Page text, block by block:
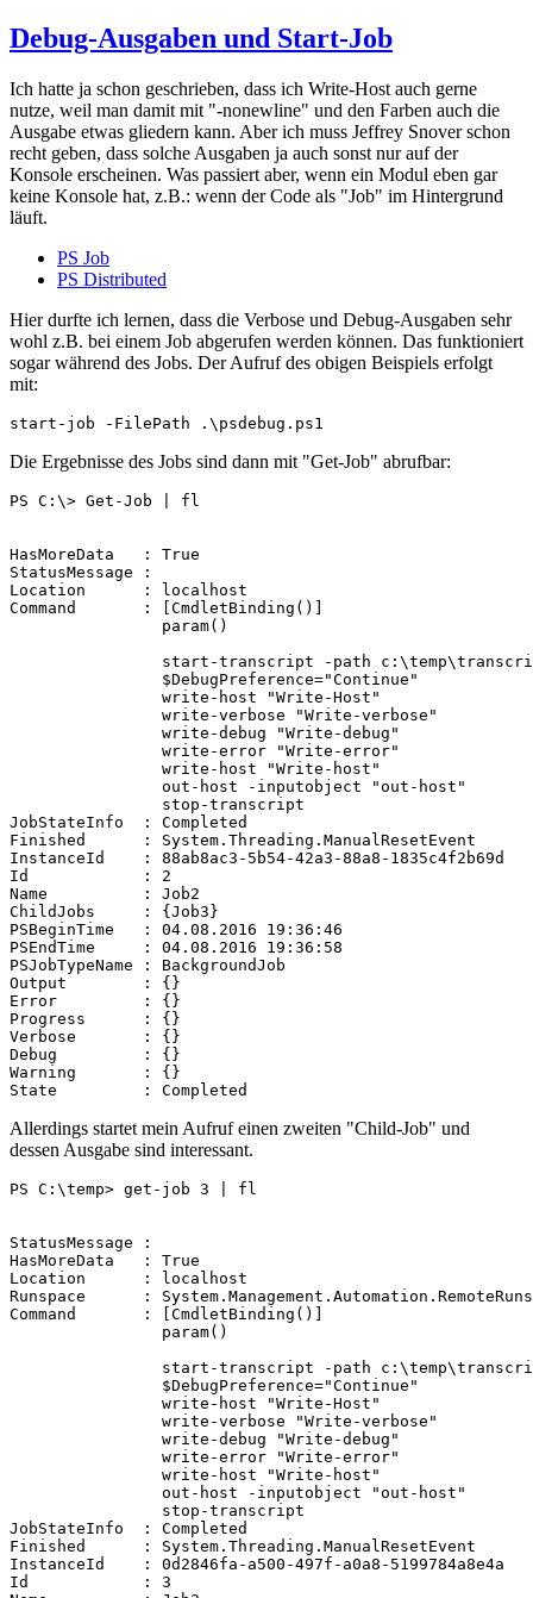
Debug-Ausgaben und Start-Job
Ich hatte ja schon geschrieben, dass ich Write-Host auch gerne
nutze, weil man damit mit "-nonewline" und den Farben auch die
Ausgabe etwas gliedern kann. Aber ich muss Jeffrey Snover schon
recht geben, dass solche Ausgaben ja auch sonst nur auf der
Konsole erscheinen. Was passiert aber, wenn ein Modul eben gar
keine Konsole hat, z.B.: wenn der Code als "Job" im Hintergrund
läuft.
PS Job
PS Distributed
Hier durfte ich lernen, dass die Verbose und Debug-Ausgaben sehr
wohl z.B. bei einem Job abgerufen werden können. Das funktioniert
sogar während des Jobs. Der Aufruf des obigen Beispiels erfolgt
mit:
start-job -FilePath .\psdebug.ps1
Die Ergebnisse des Jobs sind dann mit "Get-Job" abrufbar:
PS C:\> Get-Job | fl
HasMoreData   : True
StatusMessage :
Location      : localhost
Command       : [CmdletBinding()]
                param()
start-transcript -path
                $DebugPreference="Continue"
                write-host "Write-Host"
                write-verbose "Write-verbose"
                write-debug "Write-debug"
                write-error "Write-error"
                write-host "Write-host"
                out-host -inputobject "out-host"
                stop-transcript
JobStateInfo  : Completed
Finished      : System.Threading.ManualResetEvent
InstanceId    : 88ab8ac3-5b54-42a3-88a8-1835c4f2b69d
Id            : 2
Name          : Job2
ChildJobs     : {Job3}
PSBeginTime   : 04.08.2016 19:36:46
PSEndTime     : 04.08.2016 19:36:58
PSJobTypeName : BackgroundJob
Output        : {}
Error         : {}
Progress      : {}
Verbose       : {}
Debug         : {}
Warning       : {}
State         : Completed
Allerdings startet mein Aufruf einen zweiten "Child-Job" und
dessen Ausgabe sind interessant.
PS C:\temp> get-job 3 | fl
StatusMessage :
HasMoreData   : True
Location      : localhost
Runspace      :
Command       : [CmdletBinding()]
                param()
start-transcript -path
                $DebugPreference="Continue"
                write-host "Write-Host"
                write-verbose "Write-verbose"
                write-debug "Write-debug"
                write-error "Write-error"
                write-host "Write-host"
                out-host -inputobject "out-host"
                stop-transcript
JobStateInfo  : Completed
Finished      : System.Threading.ManualResetEvent
InstanceId    : 0d2846fa-a500-497f-a0a8-5199784a8e4a
Id            : 3